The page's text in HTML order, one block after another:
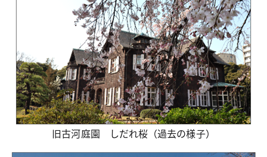
旧古河庭園 しだれ桜（過去の様子）